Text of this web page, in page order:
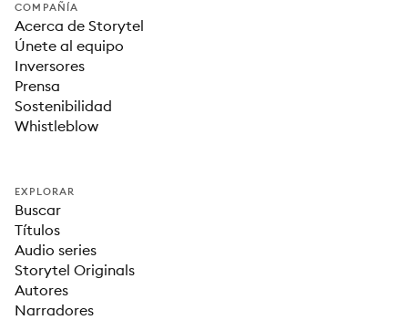
COMPAÑÍA
Acerca de Storytel
Únete al equipo
Inversores
Prensa
Sostenibilidad
Whistleblow
EXPLORAR
Buscar
Títulos
Audio series
Storytel Originals
Autores
Narradores